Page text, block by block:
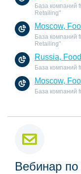
База компаний
Retailing"
Moscow,
База компаний
Retailing"
Russia,
База компаний
Moscow,
База компаний
Вебинар по